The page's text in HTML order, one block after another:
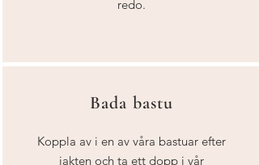
redo.
Bada bastu
Koppla av i en av våra bastuar efter
jakten och ta ett dopp i vår